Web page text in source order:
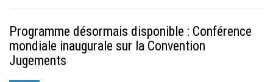
Programme désormais disponible : Conférence
mondiale inaugurale sur la Convention
Jugements